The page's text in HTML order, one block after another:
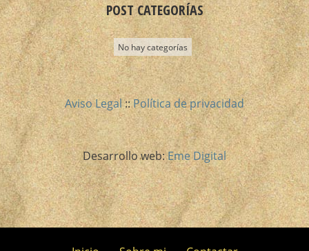
POST CATEGORÍAS
No hay categorías
Aviso Legal::Política de privacidad
Desarrollo web:Eme Digital